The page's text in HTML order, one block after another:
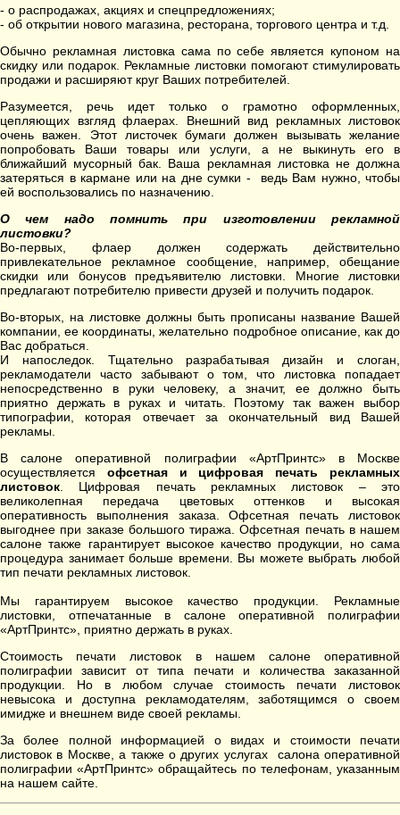
- о распродажах, акциях и спецпредложениях;
- об открытии нового магазина, ресторана, торгового центра и т.д.
Обычно рекламная листовка сама по себе является купоном на
скидку или подарок. Рекламные листовки помогают стимулировать
продажи и расширяют круг Ваших потребителей.
Разумеется, речь идет только о грамотно оформленных,
цепляющих взгляд флаерах. Внешний вид рекламных листовок
очень важен. Этот листочек бумаги должен вызывать желание
попробовать Ваши товары или услуги, а не выкинуть его в
ближайший мусорный бак. Ваша рекламная листовка не должна
затеряться в кармане или на дне сумки - ведь Вам нужно, чтобы
ей воспользовались по назначению.
О чем надо помнить при изготовлении рекламной
листовки?
Во-первых, флаер должен содержать действительно
привлекательное рекламное сообщение, например, обещание
скидки или бонусов предъявителю листовки. Многие листовки
предлагают потребителю привести друзей и получить подарок.
Во-вторых, на листовке должны быть прописаны название Вашей
компании, ее координаты, желательно подробное описание, как до
Вас добраться.
И напоследок. Тщательно разрабатывая дизайн и слоган,
рекламодатели часто забывают о том, что листовка попадает
непосредственно в руки человеку, а значит, ее должно быть
приятно держать в руках и читать. Поэтому так важен выбор
типографии, которая отвечает за окончательный вид Вашей
рекламы.
В салоне оперативной полиграфии «АртПринтс» в Москве
осуществляется офсетная и цифровая печать рекламных
листовок . Цифровая печать рекламных листовок – это
великолепная передача цветовых оттенков и высокая
оперативность выполнения заказа. Офсетная печать листовок
выгоднее при заказе большого тиража. Офсетная печать в нашем
салоне также гарантирует высокое качество продукции, но сама
процедура занимает больше времени. Вы можете выбрать любой
тип печати рекламных листовок.
Мы гарантируем высокое качество продукции. Рекламные
листовки, отпечатанные в салоне оперативной полиграфии
«АртПринтс», приятно держать в руках.
Стоимость печати листовок в нашем салоне оперативной
полиграфии зависит от типа печати и количества заказанной
продукции. Но в любом случае стоимость печати листовок
невысока и доступна рекламодателям, заботящимся о своем
имидже и внешнем виде своей рекламы.
За более полной информацией о видах и стоимости печати
листовок в Москве, а также о других услугах салона оперативной
полиграфии «АртПринтс» обращайтесь по телефонам, указанным
на нашем сайте.